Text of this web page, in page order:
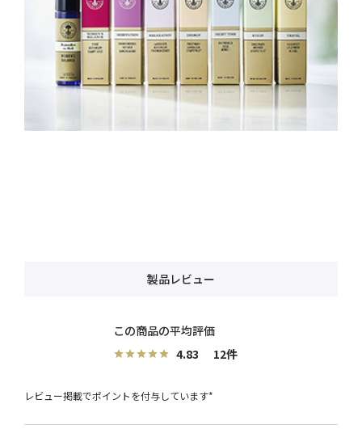
製品レビュー
4.83 12
レビュー掲載でポイントを付与しています*